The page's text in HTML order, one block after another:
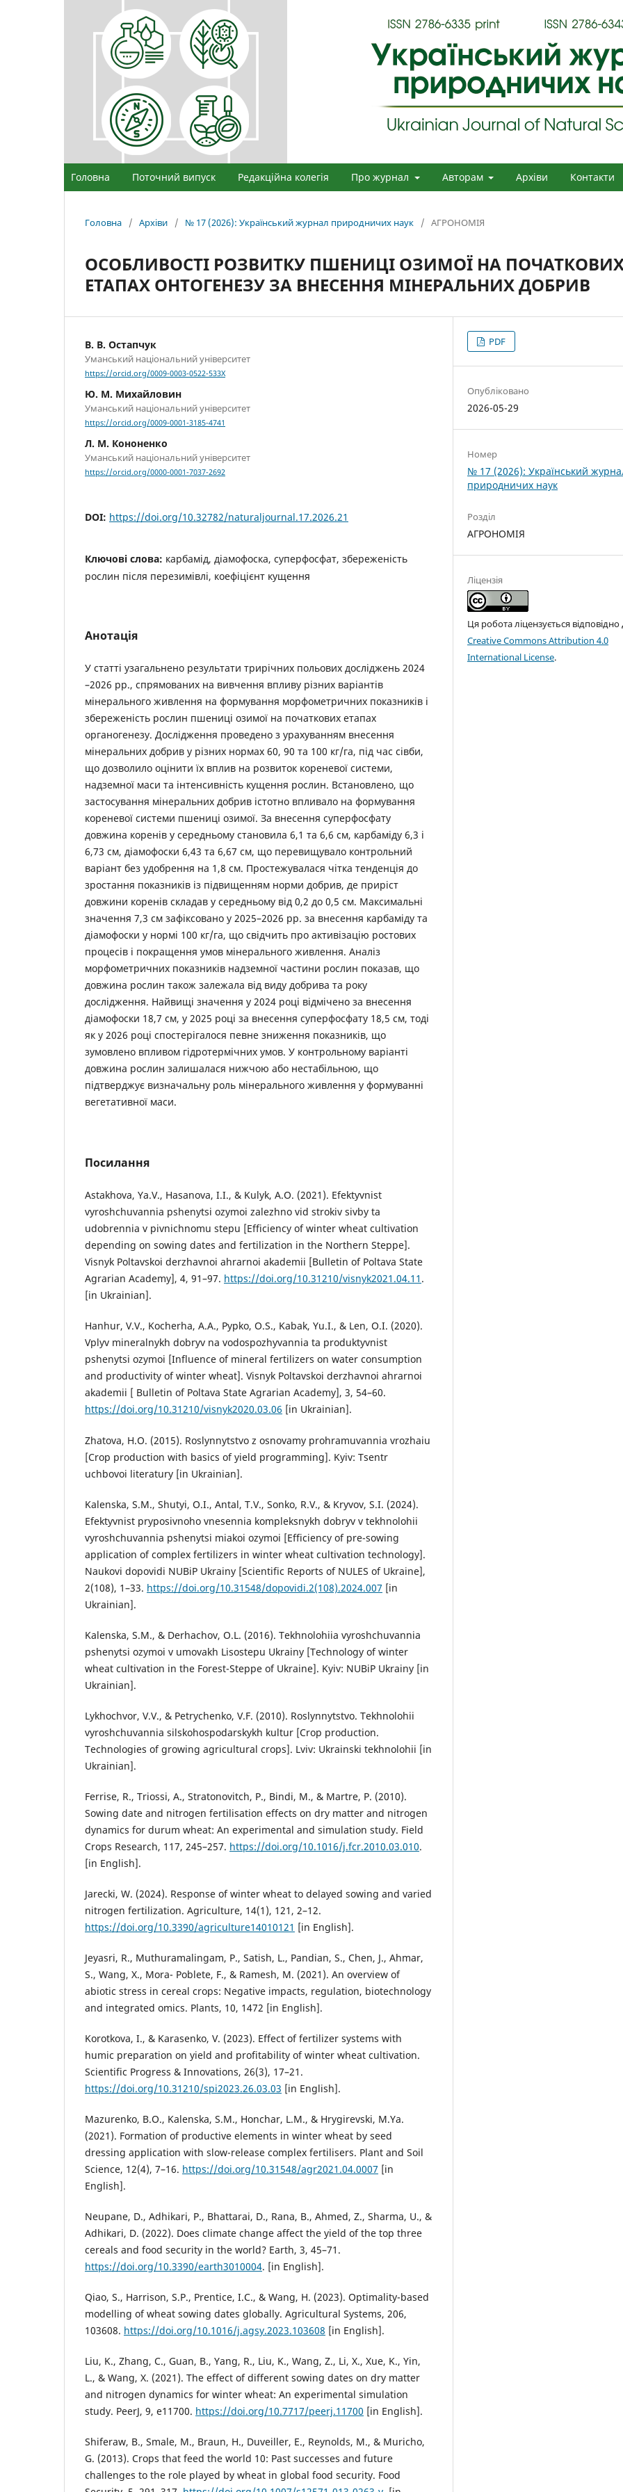
Головна Поточний випуск Редакційна колегія Про журнал Авторам Архіви Контакти
Головна / Архіви / № 17 (2026): Український журнал природничих наук / АГРОНОМІЯ
ОСОБЛИВОСТІ РОЗВИТКУ ПШЕНИЦІ ОЗИМОЇ НА
ЕТАПАХ ОНТОГЕНЕЗУ ЗА ВНЕСЕННЯ МІНЕРАЛЬНИХ ДОБРИВ
В. В. Остапчук
Уманський національний університет
https://orcid.org/0009-0003-0522-533X
Ю. М. Михайловин
Уманський національний університет
https://orcid.org/0009-0001-3185-4741
Л. М. Кононенко
Уманський національний університет
https://orcid.org/0000-0001-7037-2692
DOI: https://doi.org/10.32782/naturaljournal.17.2026.21
Ключові слова: карбамід, діамофоска, суперфосфат, збереженість
рослин після перезимівлі, коефіцієнт кущення
Анотація
У статті узагальнено результати трирічних польових досліджень 2024
–2026 рр., спрямованих на вивчення впливу різних варіантів
мінерального живлення на формування морфометричних показників і
збереженість рослин пшениці озимої на початкових етапах
органогенезу. Дослідження проведено з урахуванням внесення
мінеральних добрив у різних нормах 60, 90 та 100 кг/га, під час сівби,
що дозволило оцінити їх вплив на розвиток кореневої системи,
надземної маси та інтенсивність кущення рослин. Встановлено, що
застосування мінеральних добрив істотно впливало на формування
кореневої системи пшениці озимої. За внесення суперфосфату
довжина коренів у середньому становила 6,1 та 6,6 см, карбаміду 6,3 і
6,73 см, діамофоски 6,43 та 6,67 см, що перевищувало контрольний
варіант без удобрення на 1,8 см. Простежувалася чітка тенденція до
зростання показників із підвищенням норми добрив, де приріст
довжини коренів складав у середньому від 0,2 до 0,5 см. Максимальні
значення 7,3 см зафіксовано у 2025–2026 рр. за внесення карбаміду та
діамофоски у нормі 100 кг/га, що свідчить про активізацію ростових
процесів і покращення умов мінерального живлення. Аналіз
морфометричних показників надземної частини рослин показав, що
довжина рослин також залежала від виду добрива та року
дослідження. Найвищі значення у 2024 році відмічено за внесення
діамофоски 18,7 см, у 2025 році за внесення суперфосфату 18,5 см, тоді
як у 2026 році спостерігалося певне зниження показників, що
зумовлено впливом гідротермічних умов. У контрольному варіанті
довжина рослин залишалася нижчою або нестабільною, що
підтверджує визначальну роль мінерального живлення у формуванні
вегетативної маси.
Посилання
Astakhova, Ya.V., Hasanova, I.I., & Kulyk, A.O. (2021). Efektyvnist
vyroshchuvannia pshenytsi ozymoi zalezhno vid strokiv sivby ta
udobrennia v pivnichnomu stepu [Efficiency of winter wheat cultivation
depending on sowing dates and fertilization in the Northern Steppe].
Visnyk Poltavskoi derzhavnoi ahrarnoi akademii [Bulletin of Poltava State
Agrarian Academy], 4, 91–97. https://doi.org/10.31210/visnyk2021.04.11 .
[in Ukrainian].
Hanhur, V.V., Kocherha, A.A., Pypko, O.S., Kabak, Yu.I., & Len, O.I. (2020).
Vplyv mineralnykh dobryv na vodospozhyvannia ta produktyvnist
pshenytsi ozymoi [Influence of mineral fertilizers on water consumption
and productivity of winter wheat]. Visnyk Poltavskoi derzhavnoi ahrarnoi
akademii [ Bulletin of Poltava State Agrarian Academy], 3, 54–60.
https://doi.org/10.31210/visnyk2020.03.06 [in Ukrainian].
Zhatova, H.O. (2015). Roslynnytstvo z osnovamy prohramuvannia vrozhaiu
[Crop production with basics of yield programming]. Kyiv: Tsentr
uchbovoi literatury [in Ukrainian].
Kalenska, S.M., Shutyi, O.I., Antal, T.V., Sonko, R.V., & Kryvov, S.I. (2024).
Efektyvnist pryposivnoho vnesennia kompleksnykh dobryv v tekhnolohii
vyroshchuvannia pshenytsi miakoi ozymoi [Efficiency of pre-sowing
application of complex fertilizers in winter wheat cultivation technology].
Naukovi dopovidi NUBiP Ukrainy [Scientific Reports of NULES of Ukraine],
2(108), 1–33. https://doi.org/10.31548/dopovidi.2(108).2024.007 [in
Ukrainian].
Kalenska, S.M., & Derhachov, O.L. (2016). Tekhnolohiia vyroshchuvannia
pshenytsi ozymoi v umovakh Lisostepu Ukrainy [Technology of winter
wheat cultivation in the Forest-Steppe of Ukraine]. Kyiv: NUBiP Ukrainy [in
Ukrainian].
Lykhochvor, V.V., & Petrychenko, V.F. (2010). Roslynnytstvo. Tekhnolohii
vyroshchuvannia silskohospodarskykh kultur [Crop production.
Technologies of growing agricultural crops]. Lviv: Ukrainski tekhnolohii [in
Ukrainian].
Ferrise, R., Triossi, A., Stratonovitch, P., Bindi, M., & Martre, P. (2010).
Sowing date and nitrogen fertilisation effects on dry matter and nitrogen
dynamics for durum wheat: An experimental and simulation study. Field
Crops Research, 117, 245–257. https://doi.org/10.1016/j.fcr.2010.03.010.
[in English].
Jarecki, W. (2024). Response of winter wheat to delayed sowing and varied
nitrogen fertilization. Agriculture, 14(1), 121, 2–12.
https://doi.org/10.3390/agriculture14010121 [in English].
Jeyasri, R., Muthuramalingam, P., Satish, L., Pandian, S., Chen, J., Ahmar,
S., Wang, X., Mora- Poblete, F., & Ramesh, M. (2021). An overview of
abiotic stress in cereal crops: Negative impacts, regulation, biotechnology
and integrated omics. Plants, 10, 1472 [in English].
Korotkova, I., & Karasenko, V. (2023). Effect of fertilizer systems with
humic preparation on yield and profitability of winter wheat cultivation.
Scientific Progress & Innovations, 26(3), 17–21.
https://doi.org/10.31210/spi2023.26.03.03 [in English].
Mazurenko, B.O., Kalenska, S.M., Honchar, L.M., & Hrygirevski, M.Ya.
(2021). Formation of productive elements in winter wheat by seed
dressing application with slow-release complex fertilisers. Plant and Soil
Science, 12(4), 7–16. https://doi.org/10.31548/agr2021.04.0007 [in
English].
Neupane, D., Adhikari, P., Bhattarai, D., Rana, B., Ahmed, Z., Sharma, U., &
Adhikari, D. (2022). Does climate change affect the yield of the top three
cereals and food security in the world? Earth, 3, 45–71.
https://doi.org/10.3390/earth3010004. [in English].
Qiao, S., Harrison, S.P., Prentice, I.C., & Wang, H. (2023). Optimality-based
modelling of wheat sowing dates globally. Agricultural Systems, 206,
103608. https://doi.org/10.1016/j.agsy.2023.103608 [in English].
Liu, K., Zhang, C., Guan, B., Yang, R., Liu, K., Wang, Z., Li, X., Xue, K., Yin,
L., & Wang, X. (2021). The effect of different sowing dates on dry matter
and nitrogen dynamics for winter wheat: An experimental simulation
study. PeerJ, 9, e11700. https://doi.org/10.7717/peerj.11700 [in English].
Shiferaw, B., Smale, M., Braun, H., Duveiller, E., Reynolds, M., & Muricho,
G. (2013). Crops that feed the world 10: Past successes and future
challenges to the role played by wheat in global food security. Food
PDF
Опубліковано
2026-05-29
Номер
№ 17 (2026): Український
природничих наук
Розділ
АГРОНОМІЯ
Ліцензія
Ця робота ліцензується відповідно
Creative Commons Attribution 4.0
International License.